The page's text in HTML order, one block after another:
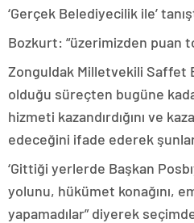
‘Gerçek Belediyecilik ile’
Bozkurt: “üzerimizden puan
Zonguldak Milletvekili Saffet
olduğu süreçten bugüne
hizmeti kazandırdığını ve
edeceğini ifade ederek
‘Gittiği yerlerde Başkan
yolunu, hükümet konağını,
yapamadılar” diyerek